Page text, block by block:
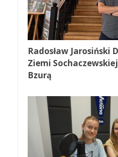
Radosław Jarosiński
Ziemi
Bzurą